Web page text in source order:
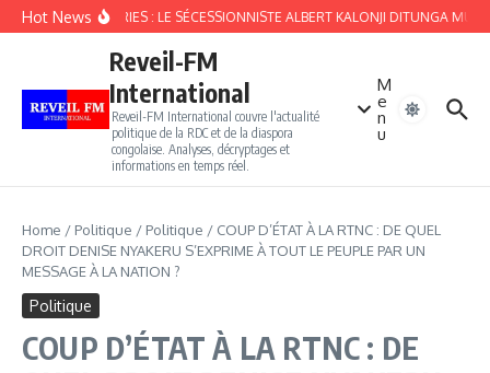
Aller au contenu
Hot NewsFOURBERIES : LE SÉCESSIONNISTE ALBERT KALONJI DITUNGA
Reveil-FM
International
Reveil-FM International couvre l'actualité
politique de la RDC et de la diaspora
congolaise. Analyses, décryptages et
informations en temps réel.
M
e
n
u
Home / Politique / Politique / COUP D’ÉTAT À LA RTNC : DE QUEL
DROIT DENISE NYAKERU S’EXPRIME À TOUT LE PEUPLE PAR UN
MESSAGE À LA NATION ?
Politique
COUP D’ÉTAT À LA RTNC : DE